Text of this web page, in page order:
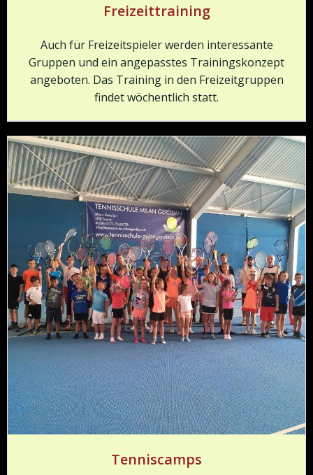
Freizeittraining
Auch für Freizeitspieler werden interessante
Gruppen und ein angepasstes Trainingskonzept
angeboten. Das Training in den Freizeitgruppen
findet wöchentlich statt.
Tenniscamps